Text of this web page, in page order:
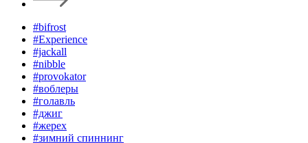
#bifrost
#Experience
#jackall
#nibble
#provokator
#воблеры
#голавль
#джиг
#жерех
#зимний спиннинг